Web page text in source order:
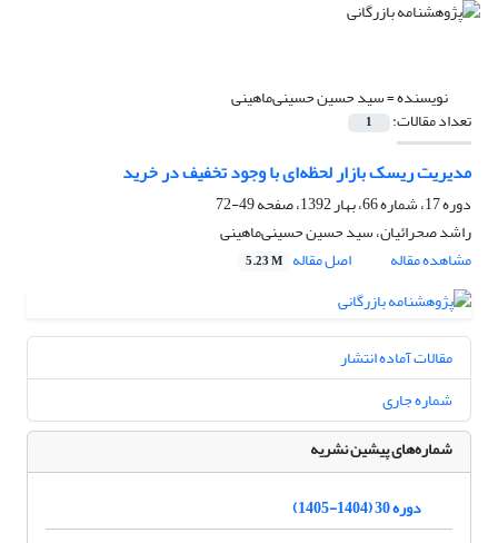
نویسنده =سید حسین حسینی‌ماهینی
تعداد مقالات: 1
مدیریت ریسک بازار لحظه‌ای با وجود تخفیف در خرید
دوره 17، شماره 66، بهار 1392، صفحه
49-72
راشد صحرائیان، سید حسین حسینی‌ماهینی
مشاهده مقاله
اصل مقاله 5.23 M
مقالات آماده انتشار
شماره جاری
شماره‌های پیشین نشریه
دوره 30 (1404-1405)